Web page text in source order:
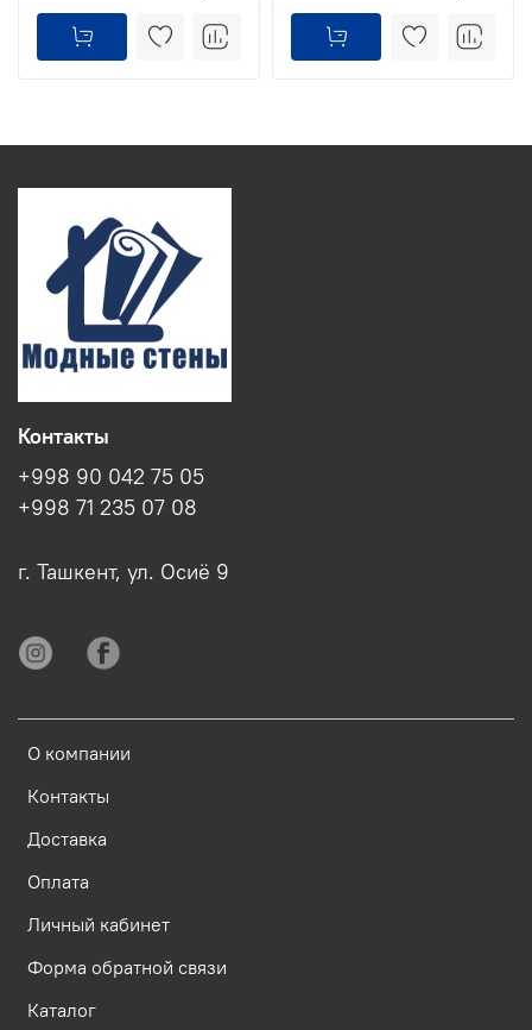
О компании
Контакты
Доставка
Оплата
Личный кабинет
Форма обратной связи
Каталог
Контакты
+998 90 042 75 05
+998 71 235 07 08
г. Ташкент, ул. Осиё 9